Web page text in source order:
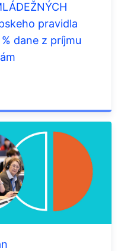
pravidla
dane z príjmu